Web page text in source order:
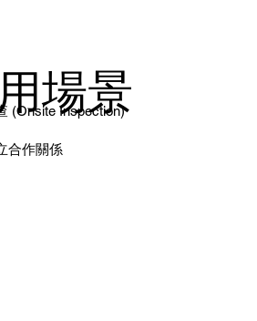
(Onsite Inspection)
合作關係
場景